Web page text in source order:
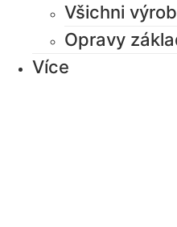
Všichni
Opravy
Více